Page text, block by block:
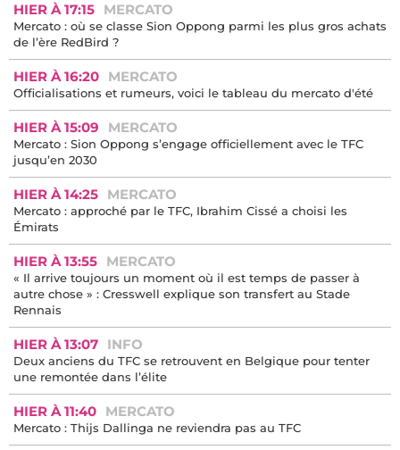
HIER À 17:15 MERCATO
Mercato : où se classe Sion Oppong parmi les plus gros achats
de l’ère RedBird ?
HIER À 16:20 MERCATO
Officialisations et rumeurs, voici le tableau du mercato d'été
HIER À 15:09 MERCATO
Mercato : Sion Oppong s’engage officiellement avec le TFC
jusqu’en 2030
HIER À 14:25 MERCATO
Mercato : approché par le TFC, Ibrahim Cissé a choisi les
Émirats
HIER À 13:55 MERCATO
« Il arrive toujours un moment où il est temps de passer à
autre chose » : Cresswell explique son transfert au Stade
Rennais
HIER À 13:07 INFO
Deux anciens du TFC se retrouvent en Belgique pour tenter
une remontée dans l’élite
HIER À 11:40 MERCATO
Mercato : Thijs Dallinga ne reviendra pas au TFC